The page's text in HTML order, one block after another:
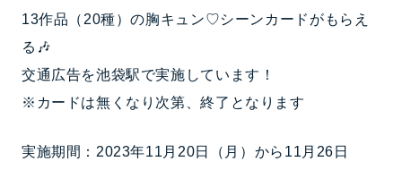
13作品（20種）の胸キュン♡シーンカードがもらえ
る🎶
交通広告を池袋駅で実施しています！
※カードは無くなり次第、終了となります
実施期間：2023年11月20日（月）から11月26日